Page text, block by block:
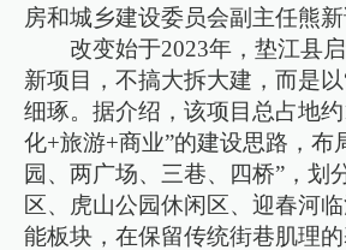
房和城乡建设委员会副主任熊新
改变始于2023年，垫江县
新项目，不搞大拆大建，而是
细琢。据介绍，该项目总占地
化+旅游+商业”的建设思路，布
园、两广场、三巷、四桥”，划
区、虎山公园休闲区、迎春河
能板块，在保留传统街巷肌理